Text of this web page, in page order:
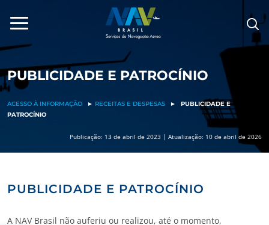
para
conteúdo
PUBLICIDADE E PATROCÍNIO
ACESSO À INFORMAÇÃO ► RECEITAS E DESPESAS ►
PUBLICIDADE E
PATROCÍNIO
Publicação: 13 de abril de 2023 | Atualização: 10 de abril de 2026
PUBLICIDADE E PATROCÍNIO
A NAV Brasil não auferiu ou realizou, até o momento,